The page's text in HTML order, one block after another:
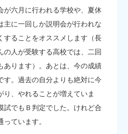
が六月に行われる学校や、夏休
主に一回しか説明会が行われな
することをオススメします（長
の人が受験する高校では、二回
あります）。あとは、今の成績
す。過去の自分よりも絶対に今
り、やれることが増えていま
試でもＢ判定でした。けれど合
ています。